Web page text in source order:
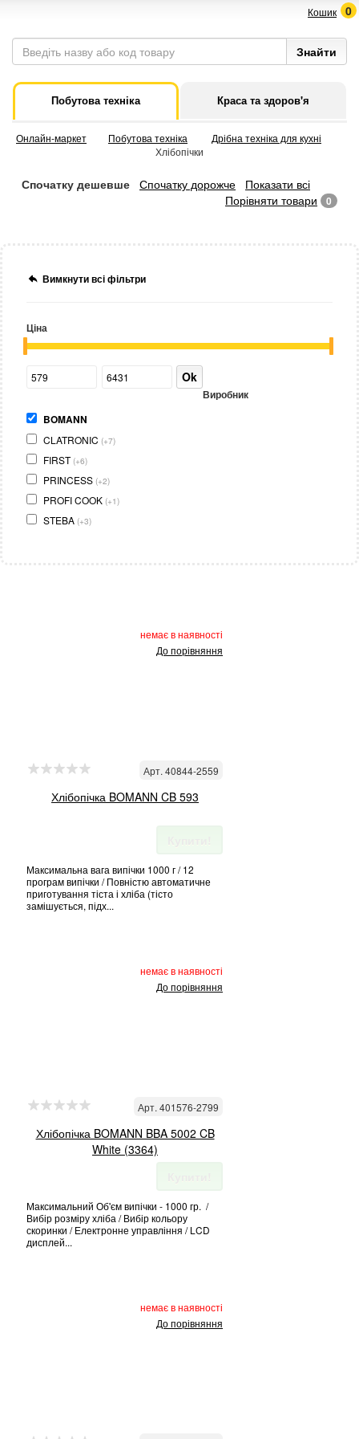
Кошик 0
Побутова техніка Краса та здоров'я
Онлайн-маркет Побутова техніка
Дрібна техніка для кухні
Хлібопічки
Спочатку дешевше Спочатку дорожче
Показати всі
Порівняти товари
0
Вимкнути всі фільтри
Ціна
Ok
Виробник
BOMANN
CLATRONIC (+7)
FIRST (+6)
PRINCESS (+2)
PROFI COOK (+1)
STEBA (+3)
немає в наявності
До порівняння
Арт. 40844-2559
Хлібопічка BOMANN CB 593
Максимальна вага випічки 1000 г / 12
програм випічки / Повністю автоматичне
приготування тіста і хліба (тісто
замішується, підх...
немає в наявності
До порівняння
Арт. 401576-2799
Хлібопічка BOMANN BBA 5002 CB
White (3364)
Максимальний Об'єм випічки - 1000 гр. /
Вибір розміру хліба / Вибір кольору
скоринки / Електронне управління / LCD
дисплей...
немає в наявності
До порівняння